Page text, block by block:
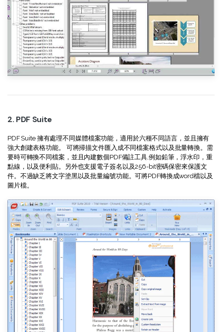
2. PDF Suite
PDF Suite 擁有處理不同媒體檔案功能，適用於六種不同語言，並且擁有
強大創建表格功能。 可將掃描文件匯入成不同檔案格式以及批量轉換。需
要時可轉換不同檔案，並且內建數個PDF備註工具,例如鉛筆，浮水印，重
點線，以及便利貼。另外也支援電子簽名以及256-bit密碼保密來保護文
件。不過缺乏將文字塗黑以及批量編號功能。可將PDF轉換成word檔以及
圖片檔。